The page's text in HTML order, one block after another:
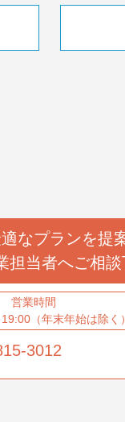
なプランを提
担当者へご相談
営業時間
（年末年始は除く）
3012